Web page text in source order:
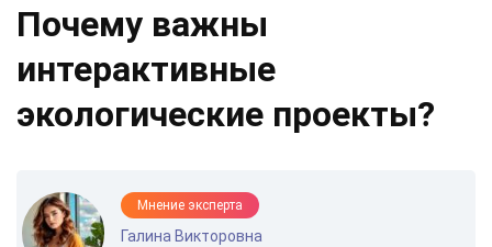
Почему важны
интерактивные
экологические проекты?
Мнение эксперта
Галина Викторовна